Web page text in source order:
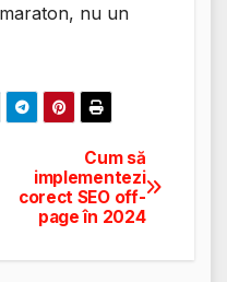
nu un
Cum să
implementezi
corect SEO off-
page în 2024